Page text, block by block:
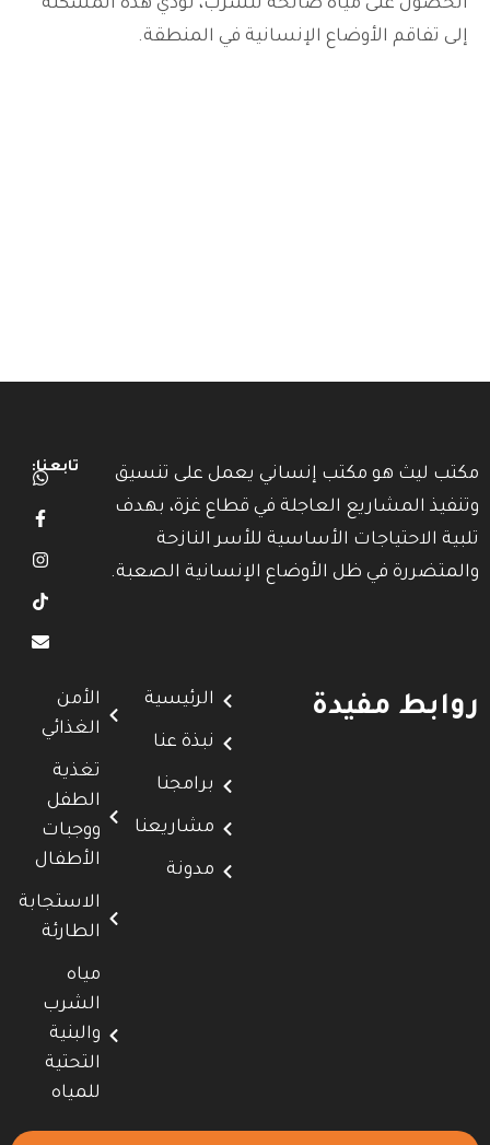
الحصول على مياه صالحة للشرب، تؤدي هذه المشكلة
إلى تفاقم الأوضاع الإنسانية في المنطقة.
مكتب ليث هو مكتب إنساني يعمل على تنسيق
وتنفيذ المشاريع العاجلة في قطاع غزة، بهدف
تلبية الاحتياجات الأساسية للأسر النازحة
والمتضررة في ظل الأوضاع الإنسانية الصعبة.
تابعنا:
روابط مفيدة الرئيسية
نبذة عنا
برامجنا
مشاريعنا
مدونة
الأمن
الغذائي
تغذية
الطفل
ووجبات
الأطفال
الاستجابة
الطارئة
مياه
الشرب
والبنية
التحتية
للمياه